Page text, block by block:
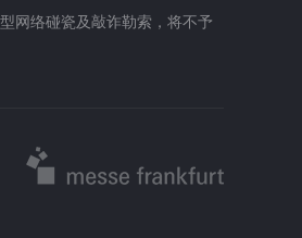
网络碰瓷及敲诈勒索，将不予